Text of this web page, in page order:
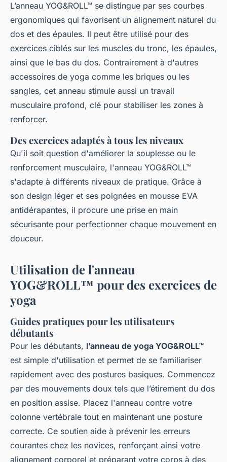
L’anneau YOG&ROLL™ se distingue par ses courbes
ergonomiques qui favorisent un alignement naturel du
dos et des épaules. Il peut être utilisé pour des
exercices ciblés sur les muscles du tronc, les épaules,
ainsi que le bas du dos. Contrairement à d'autres
accessoires de yoga comme les briques ou les
sangles, cet anneau stimule aussi un travail
musculaire profond, clé pour stabiliser les zones à
renforcer.
Des exercices adaptés à tous les niveaux
Qu'il soit question d'améliorer la souplesse ou le
renforcement musculaire, l'anneau YOG&ROLL™
s'adapte à différents niveaux de pratique. Grâce à
son design léger et ses poignées en mousse EVA
antidérapantes, il procure une prise en main
sécurisante pour perfectionner chaque mouvement en
douceur.
Utilisation de l'anneau
YOG&ROLL™ pour des exercices de
yoga
Guides pratiques pour les utilisateurs
débutants
Pour les débutants, l’anneau de yoga YOG&ROLL™
est simple d'utilisation et permet de se familiariser
rapidement avec des postures basiques. Commencez
par des mouvements doux tels que l’étirement du dos
en position assise. Placez l'anneau contre votre
colonne vertébrale tout en maintenant une posture
correcte. Ce soutien aide à prévenir les erreurs
courantes chez les novices, renforçant ainsi votre
alignement corporel et préparant votre corps à des